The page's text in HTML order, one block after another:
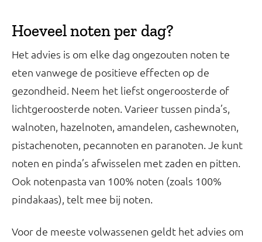
Hoeveel noten per dag?
Het advies is om elke dag ongezouten noten te
eten vanwege de positieve effecten op de
gezondheid. Neem het liefst ongeroosterde of
lichtgeroosterde noten. Varieer tussen pinda’s,
walnoten, hazelnoten, amandelen, cashewnoten,
pistachenoten, pecannoten en paranoten. Je kunt
noten en pinda’s afwisselen met zaden en pitten.
Ook notenpasta van 100% noten (zoals 100%
pindakaas), telt mee bij noten.
Voor de meeste volwassenen geldt het advies om